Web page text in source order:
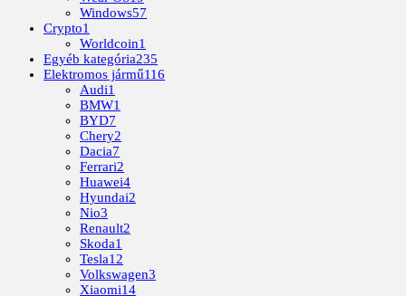
Windows57
Crypto1
Worldcoin1
Egyéb kategória235
Elektromos jármű116
Audi1
BMW1
BYD7
Chery2
Dacia7
Ferrari2
Huawei4
Hyundai2
Nio3
Renault2
Skoda1
Tesla12
Volkswagen3
Xiaomi14